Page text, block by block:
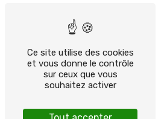
Ce site utilise des cookies
et vous donne le contrôle
sur ceux que vous
souhaitez activer